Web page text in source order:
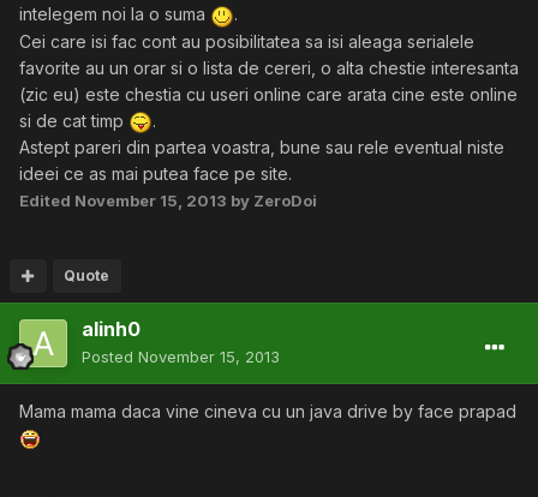
intelegem noi la o suma
.
Cei care isi fac cont au posibilitatea sa isi aleaga serialele
favorite au un orar si o lista de cereri, o alta chestie interesanta
(zic eu) este chestia cu useri online care arata cine este online
si de cat timp
.
Astept pareri din partea voastra, bune sau rele eventual niste
ideei ce as mai putea face pe site.
Edited November 15, 2013 by ZeroDoi
Quote
alinh0
Posted November 15, 2013
Mama mama daca vine cineva cu un java drive by face prapad